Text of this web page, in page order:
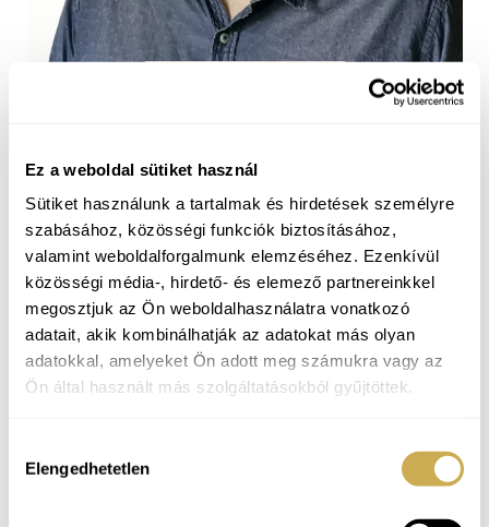
Ez a weboldal sütiket használ
Sütiket használunk a tartalmak és hirdetések személyre
szabásához, közösségi funkciók biztosításához,
valamint weboldalforgalmunk elemzéséhez. Ezenkívül
közösségi média-, hirdető- és elemező partnereinkkel
megosztjuk az Ön weboldalhasználatra vonatkozó
adatait, akik kombinálhatják az adatokat más olyan
adatokkal, amelyeket Ön adott meg számukra vagy az
Ön által használt más szolgáltatásokból gyűjtöttek.
kiválasztása
Elengedhetetlen
Pszichológus, képzésben lévő személyközpontú